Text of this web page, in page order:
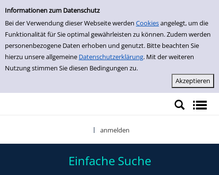
Einfache Suche
Informationen zum Datenschutz
Bei der Verwendung dieser Webseite werden Cookiesangelegt, um die
Funktionalität für Sie optimal gewährleisten zu können. Zudem werden
personenbezogene Daten erhoben und genutzt. Bitte beachten Sie
hierzu unsere allgemeine Datenschutzerklärung. Mit der weiteren
Nutzung stimmen Sie diesen Bedingungen zu.
Zur Detailanzeige springen
anmelden
Einfache Suche